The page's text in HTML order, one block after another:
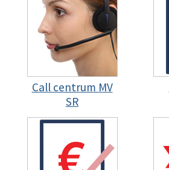
Call centrum MV
SR